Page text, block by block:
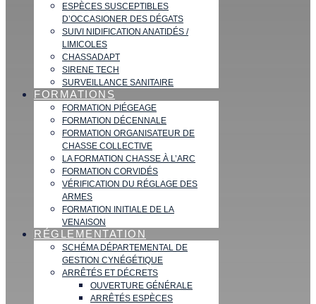
ESPÈCES SUSCEPTIBLES
D’OCCASIONER DES DÉGATS
SUIVI NIDIFICATION ANATIDÉS /
LIMICOLES
CHASSADAPT
SIRENE TECH
SURVEILLANCE SANITAIRE
FORMATIONS
FORMATION PIÉGEAGE
FORMATION DÉCENNALE
FORMATION ORGANISATEUR DE
CHASSE COLLECTIVE
LA FORMATION CHASSE À L’ARC
FORMATION CORVIDÉS
VÉRIFICATION DU RÉGLAGE DES
ARMES
FORMATION INITIALE DE LA
VENAISON
RÉGLEMENTATION
SCHÉMA DÉPARTEMENTAL DE
GESTION CYNÉGÉTIQUE
ARRÊTÉS ET DÉCRETS
OUVERTURE GÉNÉRALE
ARRÊTÉS ESPÈCES